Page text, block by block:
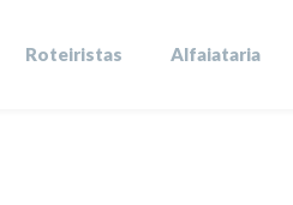
Roteiristas Alfaiataria